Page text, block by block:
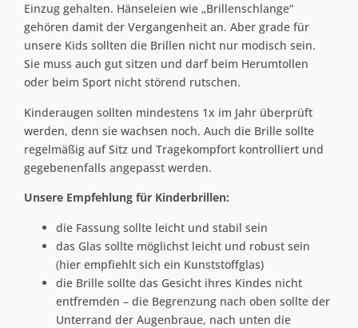
Einzug gehalten. Hänseleien wie „Brillenschlange“
gehören damit der Vergangenheit an. Aber grade für
unsere Kids sollten die Brillen nicht nur modisch sein.
Sie muss auch gut sitzen und darf beim Herumtollen
oder beim Sport nicht störend rutschen.
Kinderaugen sollten mindestens 1x im Jahr überprüft
werden, denn sie wachsen noch. Auch die Brille sollte
regelmäßig auf Sitz und Tragekompfort kontrolliert und
gegebenenfalls angepasst werden.
Unsere Empfehlung für Kinderbrillen:
die Fassung sollte leicht und stabil sein
das Glas sollte möglichst leicht und robust sein
(hier empfiehlt sich ein Kunststoffglas)
die Brille sollte das Gesicht ihres Kindes nicht
entfremden – die Begrenzung nach oben sollte der
Unterrand der Augenbraue, nach unten die